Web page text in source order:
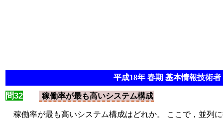
平成18年 春期 基本情報技術者
問32 稼働率が最も高いシステム構成
稼働率が最も高いシステム構成はどれか。 ここで，並列